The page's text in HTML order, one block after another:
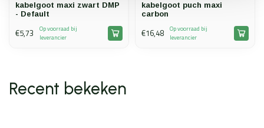
kabelgoot maxi zwart DMP
- Default
€5,73
Op voorraad bij
leverancier
kabelgoot puch maxi
carbon
€16,48
Op voorraad bij
leverancier
Recent bekeken